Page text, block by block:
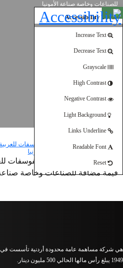
Open toolbar
Accessibility Tools
Increase Text
Decrease Text
Grayscale
High Contrast
Negative Contrast
Light Background
Links Underline
Readable Font
Reset
للصناعات وخاصة صناعة الأمونيا
الرئيس التنفيذي لمناجم الفوسفات
قيمة مضافة للصناعات وخاصة صناعة
هي شركة مساهمة عامة محدودة أردنية تأسست في
1949 يبلغ رأس مالها الحالي 500 مليون دينار.